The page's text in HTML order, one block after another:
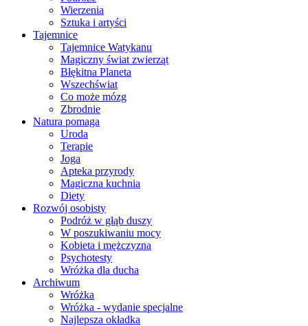
Wierzenia
Sztuka i artyści
Tajemnice
Tajemnice Watykanu
Magiczny świat zwierząt
Błękitna Planeta
Wszechświat
Co może mózg
Zbrodnie
Natura pomaga
Uroda
Terapie
Joga
Apteka przyrody
Magiczna kuchnia
Diety
Rozwój osobisty
Podróż w głąb duszy
W poszukiwaniu mocy
Kobieta i mężczyzna
Psychotesty
Wróżka dla ducha
Archiwum
Wróżka
Wróżka - wydanie specjalne
Najlepsza okładka